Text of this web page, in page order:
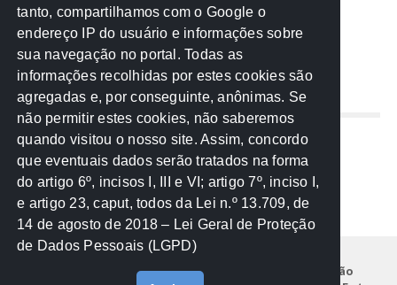
Receita Federal Sem categoria
TCE-MT TCU TRE
REDE NOS ESTADOS
Mato Grosso do Sul
Paraná
Nacional
Institucional
Legislação
tanto, compartilhamos com o Google o
endereço IP do usuário e informações sobre
sua navegação no portal. Todas as
informações recolhidas por estes cookies são
agregadas e, por conseguinte, anônimas. Se
não permitir estes cookies, não saberemos
quando visitou o nosso site. Assim, concordo
que eventuais dados serão tratados na forma
do artigo 6º, incisos I, III e VI; artigo 7º, inciso I,
e artigo 23, caput, todos da Lei n.º 13.709, de
14 de agosto de 2018 – Lei Geral de Proteção
de Dados Pessoais (LGPD)